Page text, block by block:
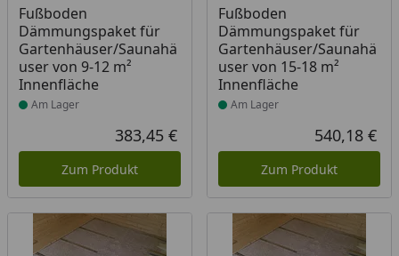
Fußboden
Dämmungspaket für
Gartenhäuser/Saunahä
user von 9-12 m²
Innenfläche
Produkt am Lager
Am Lager
Aktueller Preis
383,45 €
Zum Produkt
Fußboden
Dämmungspaket für
Gartenhäuser/Saunahä
user von 15-18 m²
Innenfläche
Produkt am Lager
Am Lager
540,18 €
Zum Produkt